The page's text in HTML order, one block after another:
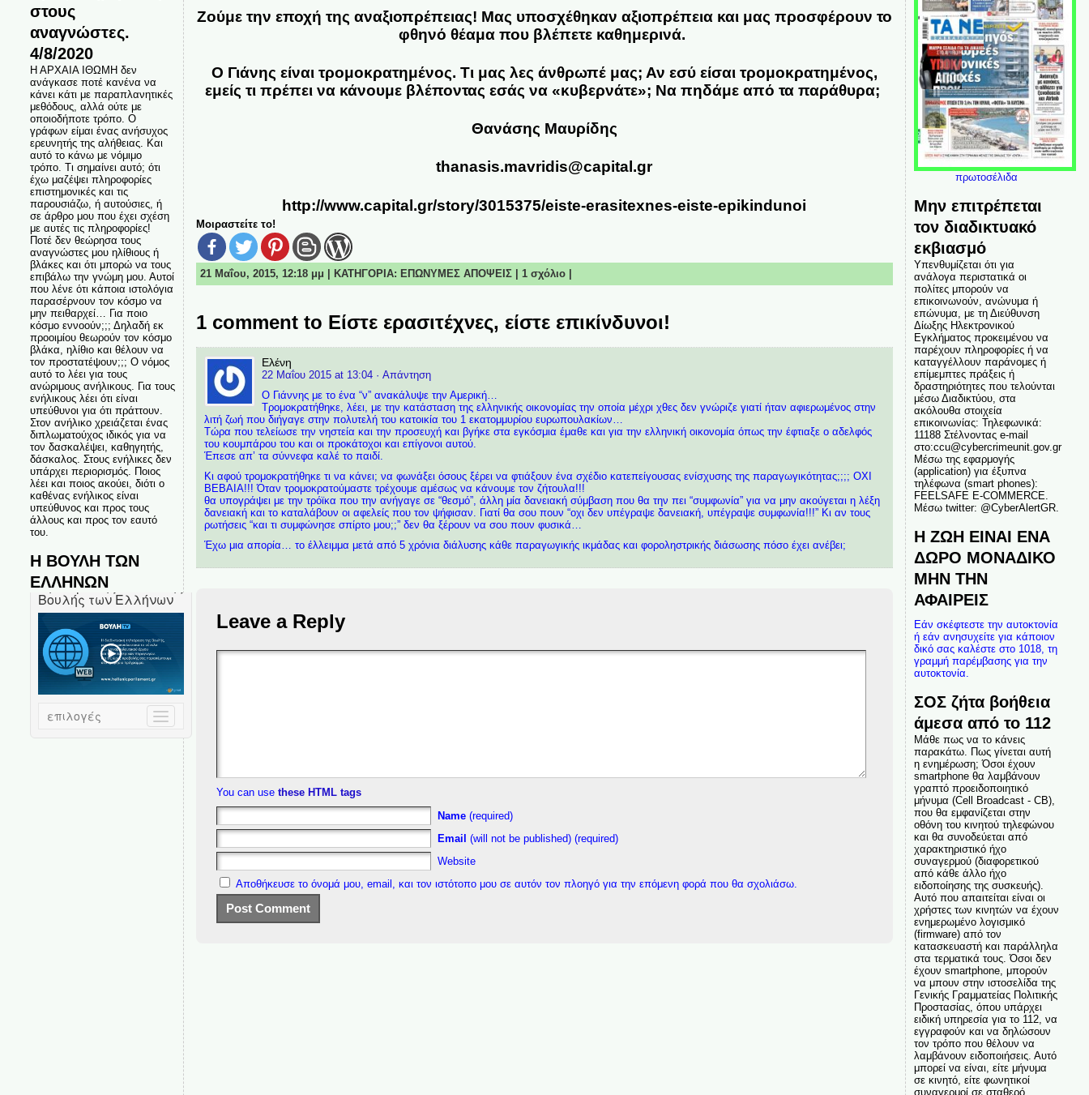
στους
αναγνώστες.
4/8/2020
Η ΑΡΧΑΙΑ ΙΘΩΜΗ δεν
ανάγκασε ποτέ κανένα να
κάνει κάτι με παραπλανητικές
μεθόδους, αλλά ούτε με
οποιοδήποτε τρόπο. Ο
γράφων είμαι ένας ανήσυχος
ερευνητής της αλήθειας. Και
αυτό το κάνω με νόμιμο
τρόπο. Τι σημαίνει αυτό; ότι
έχω μαζέψει πληροφορίες
επιστημονικές και τις
παρουσιάζω, ή αυτούσιες, ή
σε άρθρο μου που έχει σχέση
με αυτές τις πληροφορίες!
Ποτέ δεν θεώρησα τους
αναγνώστες μου ηλίθιους ή
βλάκες και ότι μπορώ να τους
επιβάλω την γνώμη μου. Αυτοί
που λένε ότι κάποια ιστολόγια
παρασέρνουν τον κόσμο να
μην πειθαρχεί… Για ποιο
κόσμο εννοούν;;; Δηλαδή εκ
προοιμίου θεωρούν τον κόσμο
βλάκα, ηλίθιο και θέλουν να
τον προστατέψουν;;; Ο νόμος
αυτό το λέει για τους
ανώριμους ανήλικους. Για τους
ενήλικους λέει ότι είναι
υπεύθυνοι για ότι πράττουν.
Στον ανήλικο χρειάζεται ένας
διπλωματούχος ιδικός για να
τον δασκαλέψει, καθηγητής,
δάσκαλος. Στους ενήλικες δεν
υπάρχει περιορισμός. Ποιος
λέει και ποιος ακούει, διότι ο
καθένας ενήλικος είναι
υπεύθυνος και προς τους
άλλους και προς τον εαυτό
του.
Η ΒΟΥΛΗ ΤΩΝ
ΕΛΛΗΝΩΝ
Ζούμε την εποχή της αναξιοπρέπειας! Μας υποσχέθηκαν αξιοπρέπεια και μας προσφέρουν το
φθηνό θέαμα που βλέπετε καθημερινά.
Ο Γιάνης είναι τρομοκρατημένος. Τι μας λες άνθρωπέ μας; Αν εσύ είσαι τρομοκρατημένος,
εμείς τι πρέπει να κάνουμε βλέποντας εσάς να «κυβερνάτε»; Να πηδάμε από τα παράθυρα;
Θανάσης Μαυρίδης
thanasis.mavridis@capital.gr
http://www.capital.gr/story/3015375/eiste-erasitexnes-eiste-epikindunoi
Μοιραστείτε το!
21 Μαΐου, 2015, 12:18 μμ | ΚΑΤΗΓΟΡΙΑ: ΕΠΩΝΥΜΕΣ ΑΠΟΨΕΙΣ| 1 σχόλιο|
1 comment to Είστε ερασιτέχνες, είστε επικίνδυνοι!
Ελένη
22 Μαΐου 2015 at 13:04 · Απάντηση
Ο Γιάννης με το ένα “ν” ανακάλυψε την Αμερική…
Τρομοκρατήθηκε, λέει, με την κατάσταση της ελληνικής οικονομίας την οποία μέχρι χθες δεν γνώριζε γιατί ήταν αφιερωμένος στην
λιτή ζωή που διήγαγε στην πολυτελή του κατοικία του 1 εκατομμυρίου ευρωπουλακίων…
Τώρα που τελείωσε την νηστεία και την προσευχή και βγήκε στα εγκόσμια έμαθε και για την ελληνική οικονομία όπως την έφτιαξε ο αδελφός
του κουμπάρου του και οι προκάτοχοι και επίγονοι αυτού.
Έπεσε απ’ τα σύννεφα καλέ το παιδί.
Κι αφού τρομοκρατήθηκε τι να κάνει; να φωνάξει όσους ξέρει να φτιάξουν ένα σχέδιο κατεπείγουσας ενίσχυσης της παραγωγικότητας;;;; ΟΧΙ
ΒΕΒΑΙΑ!!! Όταν τρομοκρατούμαστε τρέχουμε αμέσως να κάνουμε τον ζήτουλα!!!
θα υπογράψει με την τρόϊκα που την ανήγαγε σε “θεσμό”, άλλη μία δανειακή σύμβαση που θα την πει “συμφωνία” για να μην ακούγεται η λέξη
δανειακή και το καταλάβουν οι αφελείς που τον ψήφισαν. Γιατί θα σου πουν “οχι δεν υπέγραψε δανειακή, υπέγραψε συμφωνία!!!” Κι αν τους
ρωτήσεις “και τι συμφώνησε σπίρτο μου;;” δεν θα ξέρουν να σου πουν φυσικά…
Έχω μια απορία… το έλλειμμα μετά από 5 χρόνια διάλυσης κάθε παραγωγικής ικμάδας και φοροληστρικής διάσωσης πόσο έχει ανέβει;
Leave a Reply
You can use these HTML tags
Name (required)
Email (will not be published) (required)
Website
Αποθήκευσε το όνομά μου, email, και τον ιστότοπο μου σε αυτόν τον πλοηγό για την επόμενη φορά που θα σχολιάσω.
πρωτοσέλιδα
Μην επιτρέπεται
τον διαδικτυακό
εκβιασμό
Υπενθυμίζεται ότι για
ανάλογα περιστατικά οι
πολίτες μπορούν να
επικοινωνούν, ανώνυμα ή
επώνυμα, με τη Διεύθυνση
Δίωξης Ηλεκτρονικού
Εγκλήματος προκειμένου να
παρέχουν πληροφορίες ή να
καταγγέλλουν παράνομες ή
επίμεμπτες πράξεις ή
δραστηριότητες που τελούνται
μέσω Διαδικτύου, στα
ακόλουθα στοιχεία
επικοινωνίας: Τηλεφωνικά:
11188 Στέλνοντας e-mail
στο:ccu@cybercrimeunit.gov.gr
Μέσω της εφαρμογής
(application) για έξυπνα
τηλέφωνα (smart phones):
FEELSAFE E-COMMERCE.
Μέσω twitter: @CyberAlertGR.
Η ΖΩΗ ΕΙΝΑΙ ΕΝΑ
ΔΩΡΟ ΜΟΝΑΔΙΚΟ
ΜΗΝ ΤΗΝ
ΑΦΑΙΡΕΙΣ
Εάν σκέφτεστε την αυτοκτονία
ή εάν ανησυχείτε για κάποιον
δικό σας καλέστε στο 1018, τη
γραμμή παρέμβασης για την
αυτοκτονία.
ΣΟΣ ζήτα βοήθεια
άμεσα από το 112
Μάθε πως να το κάνεις
παρακάτω. Πως γίνεται αυτή
η ενημέρωση; Όσοι έχουν
smartphone θα λαμβάνουν
γραπτό προειδοποιητικό
μήνυμα (Cell Broadcast - CB),
που θα εμφανίζεται στην
οθόνη του κινητού τηλεφώνου
και θα συνοδεύεται από
χαρακτηριστικό ήχο
συναγερμού (διαφορετικού
από κάθε άλλο ήχο
ειδοποίησης της συσκευής).
Αυτό που απαιτείται είναι οι
χρήστες των κινητών να έχουν
ενημερωμένο λογισμικό
(firmware) από τον
κατασκευαστή και παράλληλα
στα τερματικά τους. Όσοι δεν
έχουν smartphone, μπορούν
να μπουν στην ιστοσελίδα της
Γενικής Γραμματείας Πολιτικής
Προστασίας, όπου υπάρχει
ειδική υπηρεσία για το 112, να
εγγραφούν και να δηλώσουν
τον τρόπο που θέλουν να
λαμβάνουν ειδοποιήσεις. Αυτό
μπορεί να είναι, είτε μήνυμα
σε κινητό, είτε φωνητικοί
συναγερμοί σε σταθερό